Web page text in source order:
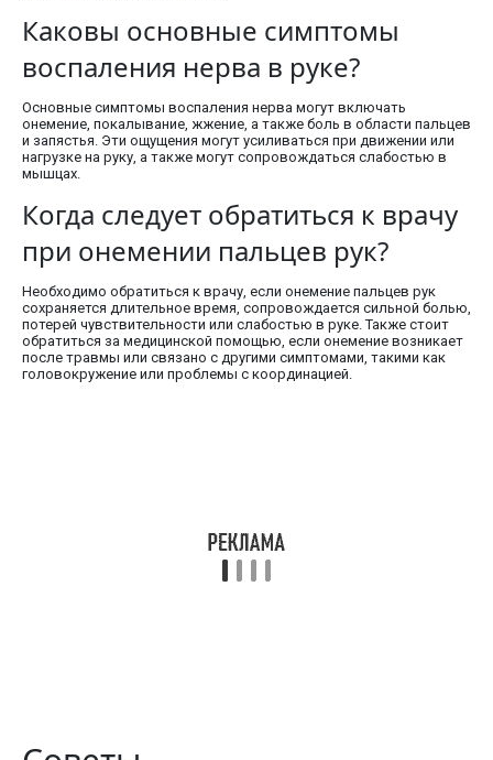
Каковы основные симптомы
воспаления нерва в руке?
Основные симптомы воспаления нерва могут включать
онемение, покалывание, жжение, а также боль в области пальцев
и запястья. Эти ощущения могут усиливаться при движении или
нагрузке на руку, а также могут сопровождаться слабостью в
мышцах.
Когда следует обратиться к врачу
при онемении пальцев рук?
Необходимо обратиться к врачу, если онемение пальцев рук
сохраняется длительное время, сопровождается сильной болью,
потерей чувствительности или слабостью в руке. Также стоит
обратиться за медицинской помощью, если онемение возникает
после травмы или связано с другими симптомами, такими как
головокружение или проблемы с координацией.